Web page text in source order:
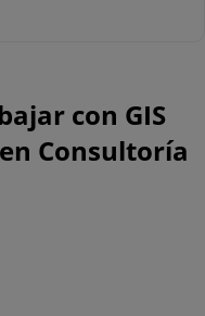
con GIS
Consultoría